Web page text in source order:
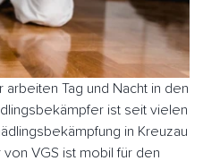
Tag und Nacht in den
ist seit vielen
in Kreuzau
VGS ist mobil für den